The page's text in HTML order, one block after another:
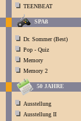
TEENBEAT
SPAß
Dr. Sommer (Best)
Pop - Quiz
Memory
Memory 2
50 JAHRE
Ausstellung
Ausstellung II